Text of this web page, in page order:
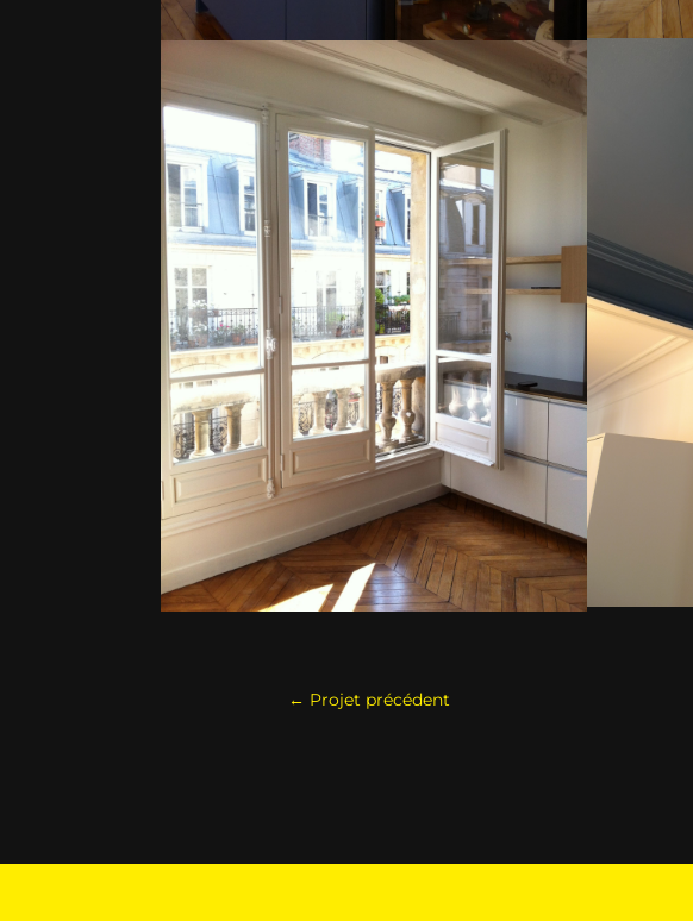
← Projet précédent